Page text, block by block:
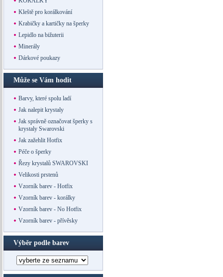
Kleště pro korálkování
Krabičky a kartičky na šperky
Lepidlo na bižuterii
Minerály
Dárkové poukazy
Může se Vám hodit
Barvy, které spolu ladí
Jak nalepit krystaly
Jak správně označovat šperky s
krystaly Swarovski
Jak zažehlit Hotfix
Péče o šperky
Řezy krystalů SWAROVSKI
Velikosti prstenů
Vzorník barev - Hotfix
Vzorník barev - korálky
Vzorník barev - No Hotfix
Vzorník barev - přívěsky
Výběr podle barev